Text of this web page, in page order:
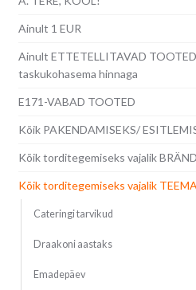
Ainult 1 EUR
Ainult ETTETELLITAVAD
taskukohasema hinnaga
E171-VABAD TOOTED
Kõik PAKENDAMISEKS/
Kõik torditegemiseks vajalik
Kõik torditegemiseks vajalik
Cateringi tarvikud
Draakoni aastaks
Emadepäev